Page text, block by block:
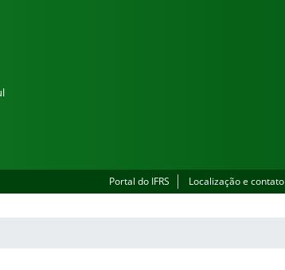
Portal do IFRS Localização e contato